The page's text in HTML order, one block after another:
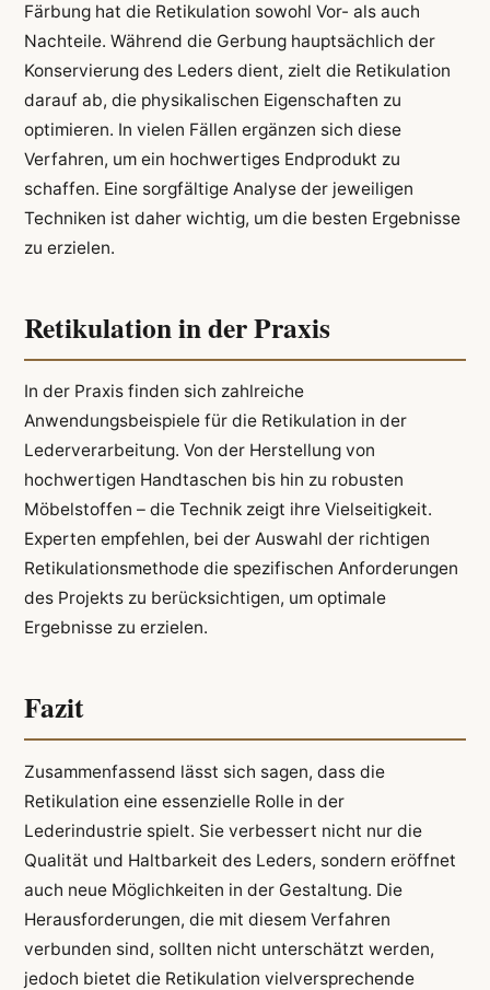
Färbung hat die Retikulation sowohl Vor- als auch
Nachteile. Während die Gerbung hauptsächlich der
Konservierung des Leders dient, zielt die Retikulation
darauf ab, die physikalischen Eigenschaften zu
optimieren. In vielen Fällen ergänzen sich diese
Verfahren, um ein hochwertiges Endprodukt zu
schaffen. Eine sorgfältige Analyse der jeweiligen
Techniken ist daher wichtig, um die besten Ergebnisse
zu erzielen.
Retikulation in der Praxis
In der Praxis finden sich zahlreiche
Anwendungsbeispiele für die Retikulation in der
Lederverarbeitung. Von der Herstellung von
hochwertigen Handtaschen bis hin zu robusten
Möbelstoffen – die Technik zeigt ihre Vielseitigkeit.
Experten empfehlen, bei der Auswahl der richtigen
Retikulationsmethode die spezifischen Anforderungen
des Projekts zu berücksichtigen, um optimale
Ergebnisse zu erzielen.
Fazit
Zusammenfassend lässt sich sagen, dass die
Retikulation eine essenzielle Rolle in der
Lederindustrie spielt. Sie verbessert nicht nur die
Qualität und Haltbarkeit des Leders, sondern eröffnet
auch neue Möglichkeiten in der Gestaltung. Die
Herausforderungen, die mit diesem Verfahren
verbunden sind, sollten nicht unterschätzt werden,
jedoch bietet die Retikulation vielversprechende